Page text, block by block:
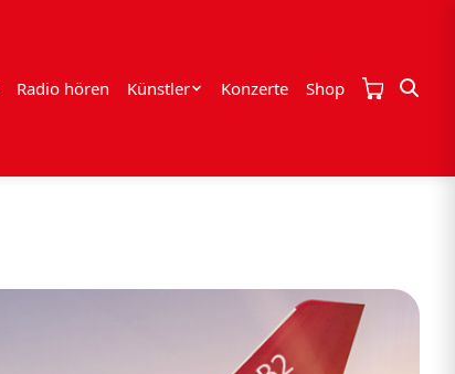
Radio hören Künstler Konzerte Shop